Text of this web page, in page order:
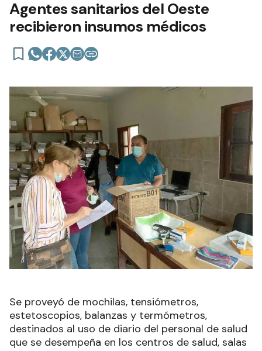
Agentes sanitarios del Oeste
recibieron insumos médicos
Se proveyó de mochilas, tensiómetros,
estetoscopios, balanzas y termómetros,
destinados al uso de diario del personal de salud
que se desempeña en los centros de salud, salas